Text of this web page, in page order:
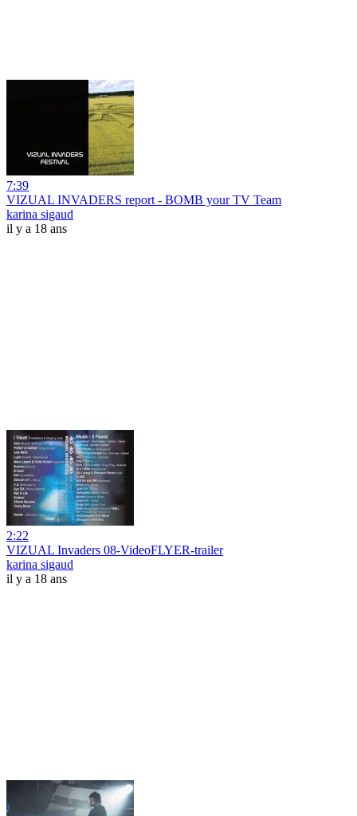
7:39
VIZUAL INVADERS report - BOMB your TV Team
karina sigaud
il y a 18 ans
2:22
VIZUAL Invaders 08-VideoFLYER-trailer
karina sigaud
il y a 18 ans